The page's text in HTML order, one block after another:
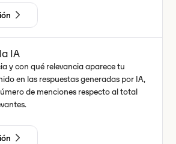
IA
y con qué relevancia aparece tu
en las respuestas generadas por IA,
de menciones respecto al total